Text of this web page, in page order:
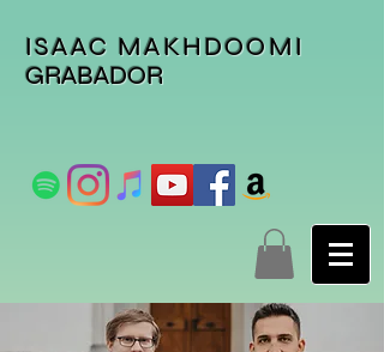
ISAAC MAKHDOOMI
GRABADOR